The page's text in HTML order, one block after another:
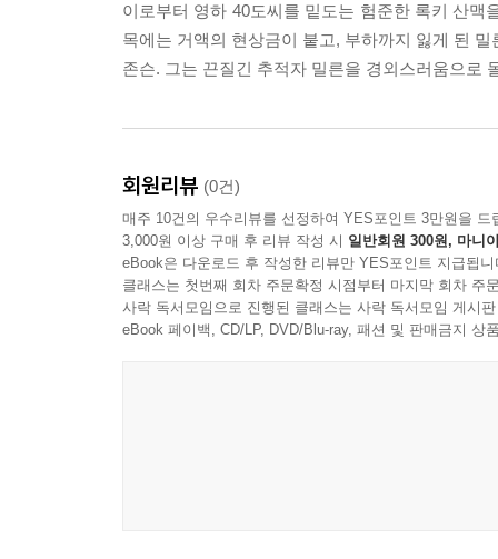
이로부터 영하 40도씨를 밑도는 험준한 록키 산
목에는 거액의 현상금이 붙고, 부하까지 잃게 된
존슨. 그는 끈질긴 추적자 밀른을 경외스러움으로
회원리뷰 (0건)
매주 10건의 우수리뷰를 선정하여 YES포인트 3만원을 드
3,000원 이상 구매 후 리뷰 작성 시 일반회원 300원, 마니
eBook은 다운로드 후 작성한 리뷰만 YES포인트 지급됩니
클래스는 첫번째 회차 주문확정 시점부터 마지막 회차 주
사락 독서모임으로 진행된 클래스는 사락 독서모임 게시
eBook 페이백, CD/LP, DVD/Blu-ray, 패션 및 판매금지 상